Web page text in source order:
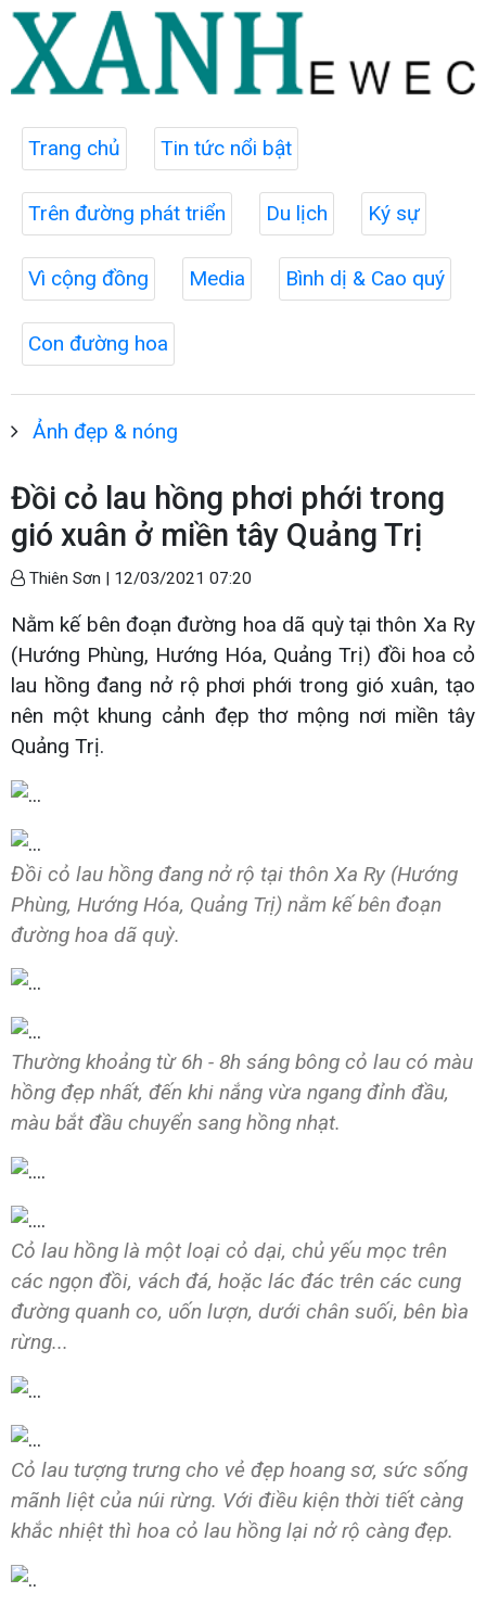
Trang chủ Tin tức nổi bật
Trên đường phát triển Du lịch Ký sự
Vì cộng đồng Media Bình dị & Cao quý
Con đường hoa
Ảnh đẹp & nóng
Đồi cỏ lau hồng phơi phới trong
gió xuân ở miền tây Quảng Trị
Thiên Sơn | 12/03/2021 07:20
Nằm kế bên đoạn đường hoa dã quỳ tại thôn Xa Ry
(Hướng Phùng, Hướng Hóa, Quảng Trị) đồi hoa cỏ
lau hồng đang nở rộ phơi phới trong gió xuân, tạo
nên một khung cảnh đẹp thơ mộng nơi miền tây
Quảng Trị.
Đồi cỏ lau hồng đang nở rộ tại thôn Xa Ry (Hướng
Phùng, Hướng Hóa, Quảng Trị) nằm kế bên đoạn
đường hoa dã quỳ.
Thường khoảng từ 6h - 8h sáng bông cỏ lau có màu
hồng đẹp nhất, đến khi nắng vừa ngang đỉnh đầu,
màu bắt đầu chuyển sang hồng nhạt.
Cỏ lau hồng là một loại cỏ dại, chủ yếu mọc trên
các ngọn đồi, vách đá, hoặc lác đác trên các cung
đường quanh co, uốn lượn, dưới chân suối, bên bìa
rừng...
Cỏ lau tượng trưng cho vẻ đẹp hoang sơ, sức sống
mãnh liệt của núi rừng. Với điều kiện thời tiết càng
khắc nhiệt thì hoa cỏ lau hồng lại nở rộ càng đẹp.